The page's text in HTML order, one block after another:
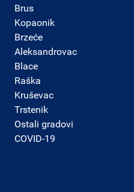
Brus
Kopaonik
Brzeće
Aleksandrovac
Blace
Raška
Kruševac
Trstenik
Ostali gradovi
COVID-19